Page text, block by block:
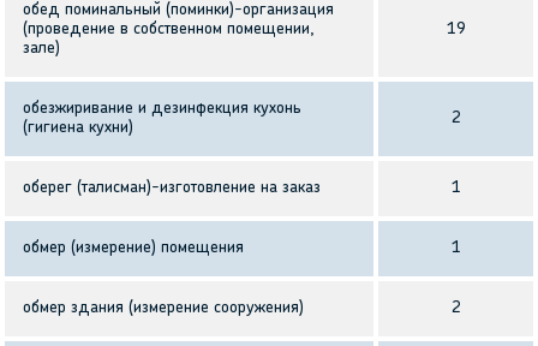
обед поминальный (поминки)-организация
(проведение в собственном помещении,
зале)
19
обезжиривание и дезинфекция кухонь
(гигиена кухни)
2
оберег (талисман)-изготовление на заказ 1
обмер (измерение) помещения 1
обмер здания (измерение сооружения) 2